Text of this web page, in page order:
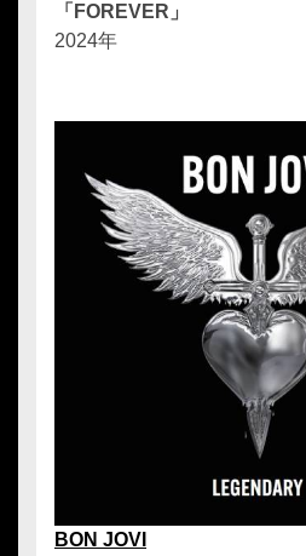
「FOREVER」
2024年
BON JOVI